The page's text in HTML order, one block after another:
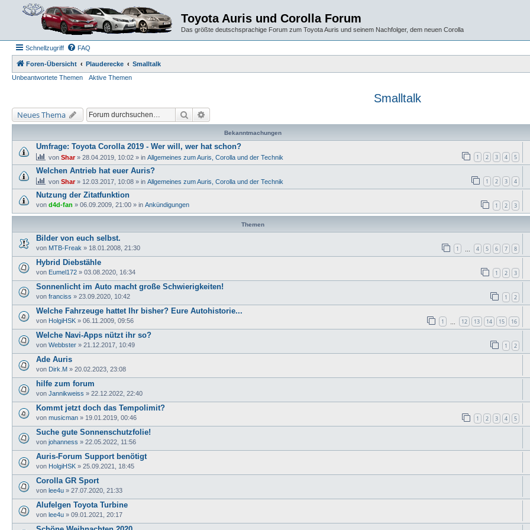
Toyota Auris und Corolla Forum
Das größte deutschsprachige Forum zum Toyota Auris und seinem Nachfolger, dem neuen Corolla
Schnellzugriff FAQ
Foren-Übersicht Plauderecke
Smalltalk
Unbeantwortete Themen
Aktive Themen
Smalltalk
Neues Thema Suche
Bekanntmachungen
Umfrage: Toyota Corolla 2019 - Wer will, wer hat schon?
von Shar» 28.04.2019, 10:02 » in Allgemeines zum Auris, Corolla und der Technik 1 2 3 4 5
Welchen Antrieb hat euer Auris?
von Shar» 12.03.2017, 10:08 » in Allgemeines zum Auris, Corolla und der Technik 1 2 3 4
Nutzung der Zitatfunktion
von d4d-fan » 06.09.2009, 21:00 » in Ankündigungen 1 2 3
Themen
Bilder von euch selbst.
von MTB-Freak » 18.01.2008, 21:30 1 4 5 6 7 8
Hybrid Diebstähle
von Eumel172 » 03.08.2020, 16:34 1 2 3
Sonnenlicht im Auto macht große Schwierigkeiten!
von franciss » 23.09.2020, 10:42 1 2
Welche Fahrzeuge hattet Ihr bisher? Eure Autohistorie...
von HolgiHSK » 06.11.2009, 09:56 1 12 13 14 15 16
Welche Navi-Apps nützt ihr so?
von Webbster » 21.12.2017, 10:49 1 2
Ade Auris
von Dirk.M » 20.02.2023, 23:08
hilfe zum forum
von Jannikweiss » 22.12.2022, 22:40
Kommt jetzt doch das Tempolimit?
von musicman » 19.01.2019, 00:46 1 2 3 4 5
Suche gute Sonnenschutzfolie!
von johanness » 22.05.2022, 11:56
Auris-Forum Support benötigt
von HolgiHSK » 25.09.2021, 18:45
Corolla GR Sport
von lee4u » 27.07.2020, 21:33
Alufelgen Toyota Turbine
von lee4u » 09.01.2021, 20:17